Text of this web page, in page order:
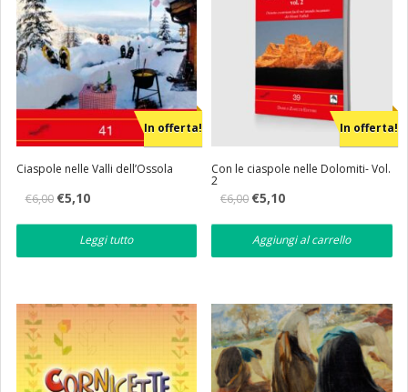
In offerta!
Ciaspole nelle Valli dell’Ossola
€6,00 Il
originale
€5,10Il
attuale
è:
Leggi tutto
In offerta!
Con le ciaspole nelle Dolomiti- Vol.
2
€6,00 Il
originale
era:
€5,10Il
attuale
è:
Aggiungi al carrello